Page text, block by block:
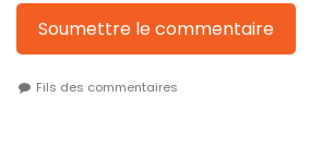
Soumettre le commentaire
Fils des commentaires